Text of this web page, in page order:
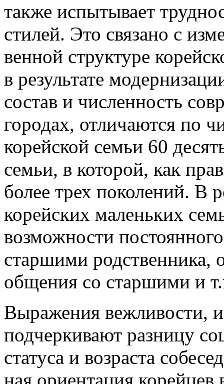
также испыты­вает
стилей. Это свя­зано с
венной структуре
в результате
состав и численность
горо­дах, отлича­ются по
корейской семьи 60
семьи, в которой, как
более трех поколений. В
корей­ских маленьких
возможно­сти
старшими родствен­ника,
об­щения со стар­шими и
Выражения вежливости,
подчеркивают раз­ницу
статуса и возраста